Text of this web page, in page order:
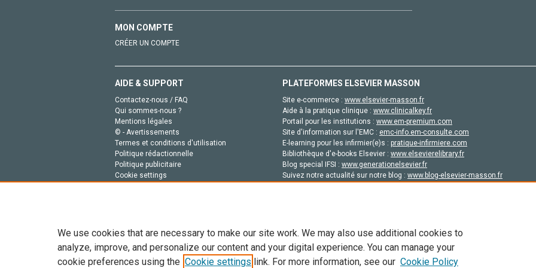
MON COMPTE
CRÉER UN COMPTE
AIDE & SUPPORT
Contactez-nous / FAQ
Qui sommes-nous ?
Mentions légales
© - Avertissements
Termes et conditions d'utilisation
Politique rédactionnelle
Politique publicitaire
Cookie settings
PLATEFORMES ELSEVIER MASSON
Site e-commerce : www.elsevier-masson.fr
Aide à la pratique clinique : www.clinicalkey.fr
Portail pour les institutions : www.em-premium.com
Site d'information sur l'EMC : emc-info.em-consulte.com
E-learning pour les infirmier(e)s : pratique-infirmiere.com
Bibliothèque d'e-books Elsevier : www.elsevierelibrary.fr
Blog special IFSI : www.generationelsevier.fr
Suivez notre actualité sur notre blog : www.blog-elsevier-masson.fr
Tout le contenu de ce site: Copyright © 2026 Elsevier, ses concédants de licence et ses contributeurs. Tout les droits sont réservés,
We use cookies that are necessary to make our site work. We may also use additional cookies to
analyze, improve, and personalize our content and your digital experience. You can manage your
cookie preferences using the Cookie settings link. For more information, see our Cookie Policy